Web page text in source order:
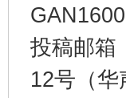
投稿邮箱
12号（
千年